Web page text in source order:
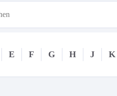
E F G H J K